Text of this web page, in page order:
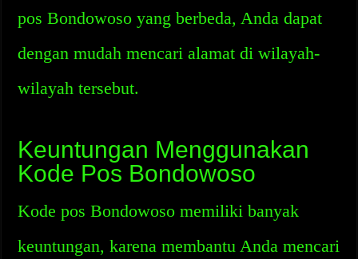
pos Bondowoso yang berbeda, Anda dapat
dengan mudah mencari alamat di wilayah-
wilayah tersebut.
Keuntungan Menggunakan
Kode Pos Bondowoso
Kode pos Bondowoso memiliki banyak
keuntungan, karena membantu Anda mencari